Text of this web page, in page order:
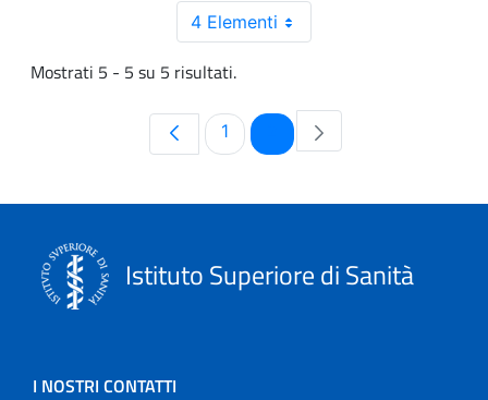
4 Elementi
Mostrati 5 - 5 su 5 risultati.
Pagina
1 Pagina
Istituto Superiore di Sanità
I NOSTRI CONTATTI